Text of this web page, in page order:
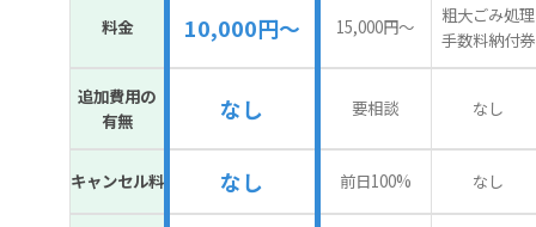
料金 10,000円～ 15,000円〜
粗大ごみ処理
手数料納付券
追加費用の
有無
なし 要相談 なし
キャンセル料 なし 前日100% なし